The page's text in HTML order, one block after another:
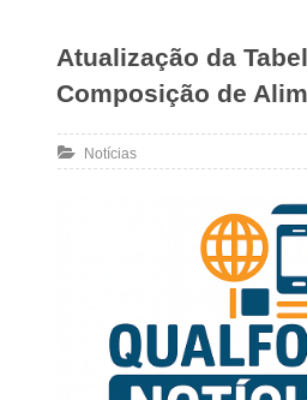
Atualização da
Composição de
Notícias